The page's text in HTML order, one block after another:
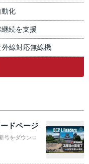
動化
続を支援
線対応無線機
ドページ
号をダウンロ